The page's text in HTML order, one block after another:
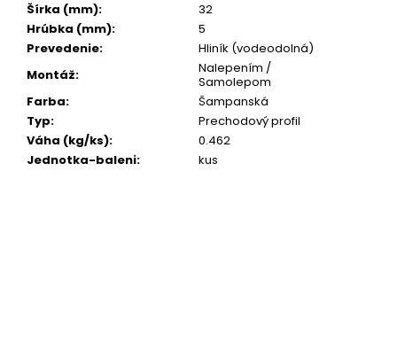
Šírka (mm):
32
Hrúbka (mm):
5
Prevedenie:
Hliník (vodeodolná)
Montáž:
Nalepením /
Samolepom
Farba:
Šampanská
Typ:
Prechodový profil
Váha (kg/ks):
0.462
Jednotka-baleni: kus